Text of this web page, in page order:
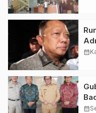
calendar_month
calendar_month